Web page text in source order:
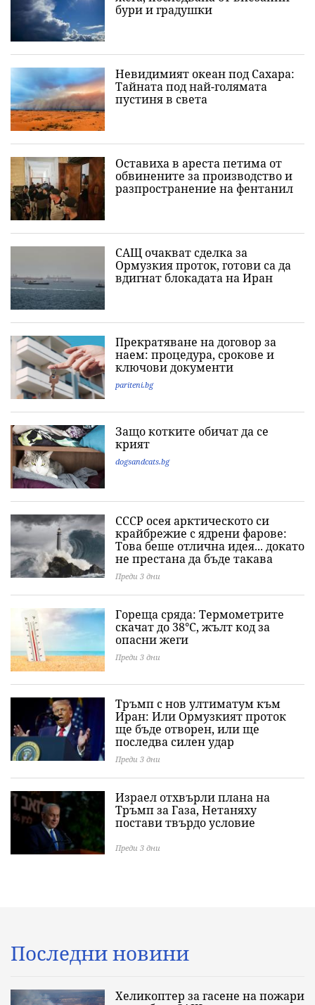
бури и градушки
Невидимият океан под Сахара:
Тайната под най-голямата
пустиня в света
Оставиха в ареста петима от
обвинените за производство и
разпространение на фентанил
САЩ очакват сделка за
Ормузкия проток, готови са да
вдигнат блокадата на Иран
Прекратяване на договор за
наем: процедура, срокове и
ключови документи
pariteni.bg
Защо котките обичат да се
крият
dogsandcats.bg
СССР осея арктическото си
крайбрежие с ядрени фарове:
Това беше отлична идея... докато
не престана да бъде такава
Преди 3 дни
Гореща сряда: Термометрите
скачат до 38°C, жълт код за
опасни жеги
Преди 3 дни
Тръмп с нов ултиматум към
Иран: Или Ормузкият проток
ще бъде отворен, или ще
последва силен удар
Преди 3 дни
Израел отхвърли плана на
Тръмп за Газа, Нетаняху
постави твърдо условие
Преди 3 дни
Последни новини
Хеликоптер за гасене на пожари